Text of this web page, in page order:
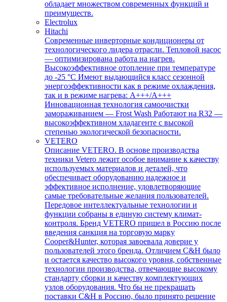
обладает множеством современных функций и
преимуществ.
Electrolux
Hitachi
Современные инверторные кондиционеры от
технологического лидера отрасли. Тепловой насос
— оптимизирована работа на нагрев.
Высокоэффективное отопление при температуре
до -25 °С Имеют выдающийся класс сезонной
энергоэффективности как в режиме охлаждения,
так и в режиме нагрева: А+++/A+++
Инновационная технология самоочистки
замораживанием — Frost Wash Работают на R32 —
высокоэффективном хладагенте с высокой
степенью экологической безопасности.
VETERO
Описание VETERO. В основе производства
техники Vetero лежит особое внимание к качеству
используемых материалов и деталей, что
обеспечивает оборудованию надежное и
эффективное исполнение, удовлетворяющие
самые требовательные желания пользователей.
Передовое интеллектуальные технологии и
функции собраны в единую систему климат-
контроля. Бренд VETERO пришел в Россию после
введения санкция на торговую марку
Cooper&Hunter, которая завоевала доверие у
пользователей этого бренда. Отличием C&H было
и остается качество высокого уровня, собственные
технологии производства, отвечающие высокому
стандарту сборки и качеству комплектующих
узлов оборудования. Что бы не прекращать
поставки C&H в Россию, было принято решение